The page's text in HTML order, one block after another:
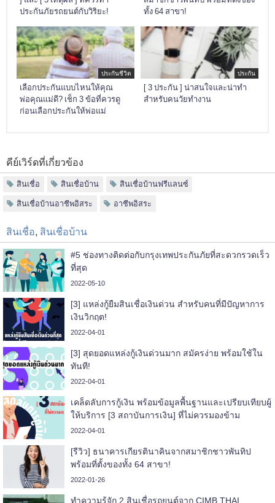
ประกันภัยรถยนต์กับวิริยะ!
ทั้ง 64 สาขา!
ประกันชีวิต
เลือกประกันแบบไหนให้คุณ
พ่อคุณแม่ดี? เช็ก 3 ข้อที่ควรดู
ก่อนเลือกประกันให้พ่อแม่
ประกัน
[ 3 ประกัน ] น่าสนใจและน่าทำ
สำหรับคนวัยทำงาน
คีย์เวิร์ดที่เกี่ยวข้อง
สินเชื่อ สินเชื่อบ้าน สินเชื่อบ้านฟรีแลนซ์
สินเชื่อบ้านอาชีพอิสระ อาชีพอิสระ
สินเชื่อ สินเชื่อบ้าน
#5 ช่องทางติดต่อกับกรุงเทพประกันภัยที่สะดวกรวดเร็ว
ที่สุด
2022-05-10
[3] แหล่งกู้ยืมสินเชื่อเงินด่วน สำหรับคนที่มีปัญหาการ
เงินวิกฤต!
2022-04-01
[3] สุดยอดแหล่งกู้เงินด่วนมาก สมัครง่าย พร้อมใช้ใน
ทันที!
2022-04-01
เคล็ดลับการกู้เงิน พร้อมข้อมูลพื้นฐานและเปรียบเทียบผู้
ให้บริการ [3 สถาบันการเงิน] ที่ไม่ควรมองข้าม
2022-04-01
[รีวิว] ธนาคารเกียรตินาคินจากสมาชิกชาวพันทิป
พร้อมที่ตั้งของทั้ง 64 สาขา!
2022-01-26
ทำความรู้จัก 2 สินเชื่อรถยนต์จาก CIMB THAI